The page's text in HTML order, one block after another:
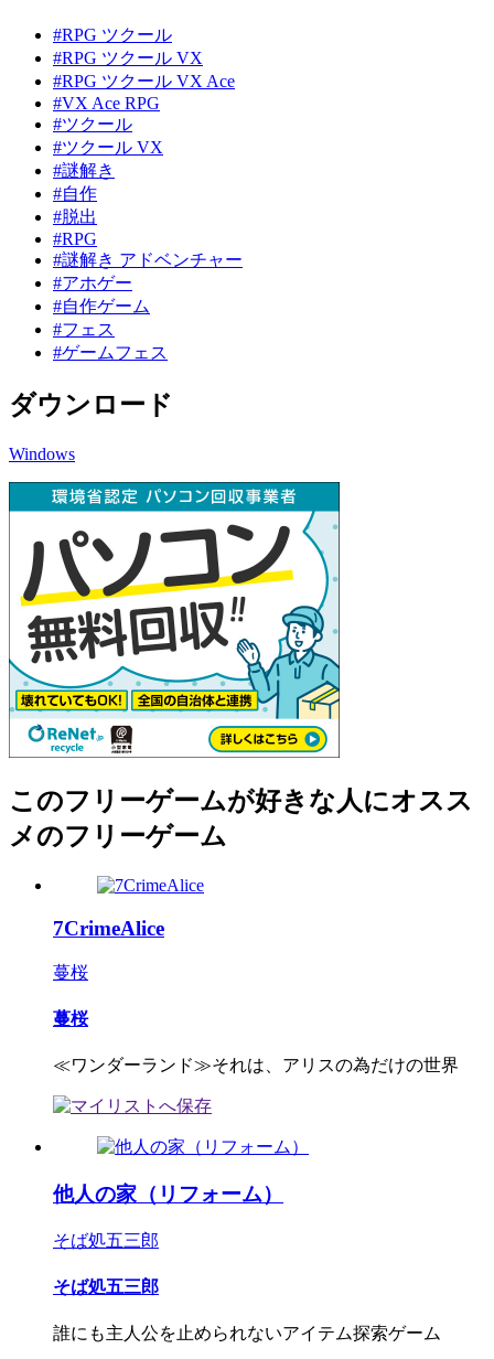
#RPG ツクール
#RPG ツクール VX
#RPG ツクール VX Ace
#VX Ace RPG
#ツクール
#ツクール VX
#謎解き
#自作
#脱出
#RPG
#謎解き アドベンチャー
#アホゲー
#自作ゲーム
#フェス
#ゲームフェス
ダウンロード
Windows
このフリーゲームが好きな人にオスス
メのフリーゲーム
7CrimeAlice
蔓桜
蔓桜
≪ワンダーランド≫それは、アリスの為だけの世界
他人の家（リフォーム）
そば処五三郎
そば処五三郎
誰にも主人公を止められないアイテム探索ゲーム